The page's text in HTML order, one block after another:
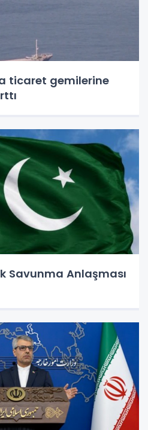
ticaret gemilerine
Savunma Anlaşması